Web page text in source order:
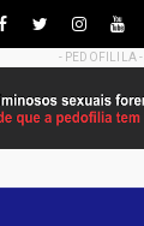
- PEDOFILILA -